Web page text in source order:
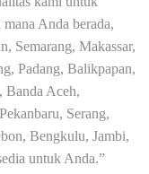
Anda berada,
Semarang, Makassar,
Padang, Balikpapan,
Banda Aceh,
Serang,
Bengkulu, Jambi,
untuk Anda.”